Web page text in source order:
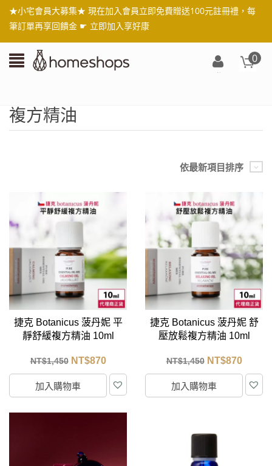
★小宅會員大募集★ 現在加入會員立即免費贈送100元註冊禮，每
筆訂單再享回饋金 ☛ 立即加入享好康
0
複方精油
依最新項目排序
捷克 Botanicus 菠丹妮 平
靜舒緩複方精油 10ml
NT$1,450 NT$870
加入購物車
捷克 Botanicus 菠丹妮 舒
壓放鬆複方精油 10ml
NT$1,450 NT$870
加入購物車